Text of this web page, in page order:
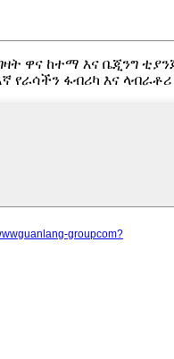
ዋና ከተማ እና ቤጂንግ
ፋብሪካ እና ላብራቶሪ